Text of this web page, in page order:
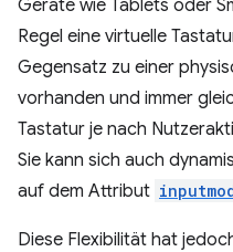
Geräte wie Tablets oder
Regel eine virtuelle
Gegensatz zu einer
vorhanden und immer
Tastatur je nach
Sie kann sich auch
auf dem Attribut
Diese Flexibilität hat